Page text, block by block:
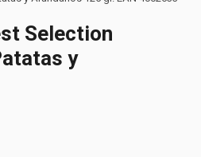
Selection
y